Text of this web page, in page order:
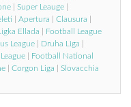
Super Leauge
Apertura Clausura
Ellada
Football League
League Druha Liga
Football National
Corgon Liga
Slovacchia